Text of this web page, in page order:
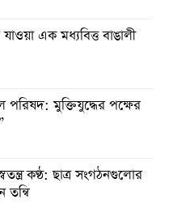
এক মধ্যবিত্ত বাঙালী
পরিষদ: মুক্তিযুদ্ধের পক্ষের
কণ্ঠ: ছাত্র সংগঠনগুলোর
তন্বি